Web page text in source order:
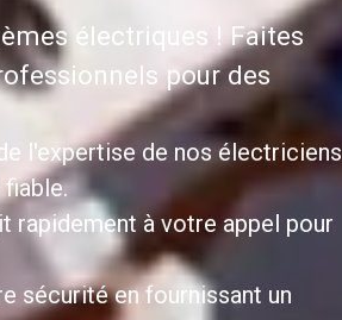
électriques ! Faites
pour des
l'expertise de nos électriciens
rapidement à votre appel pour
sécurité en fournissant un